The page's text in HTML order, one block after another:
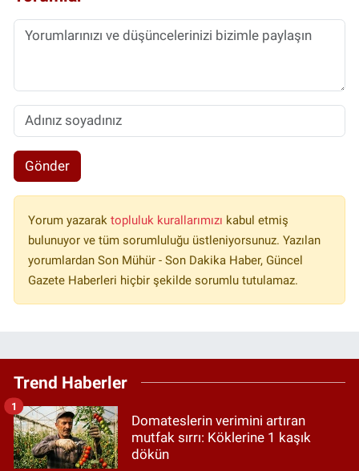
Gönder
Yorum yazarak topluluk kurallarımızı kabul etmiş
bulunuyor ve tüm sorumluluğu üstleniyorsunuz. Yazılan
yorumlardan Son Mühür - Son Dakika Haber, Güncel
Gazete Haberleri hiçbir şekilde sorumlu tutulamaz.
Trend Haberler
Domateslerin verimini artıran
mutfak sırrı: Köklerine 1 kaşık
dökün
1